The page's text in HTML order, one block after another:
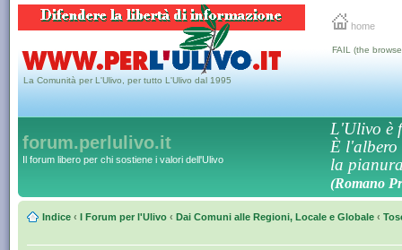
home
La Comunità per L'Ulivo, per tutto L'Ulivo dal 1995
FAIL (the
forum.perlulivo.it
Il forum libero per chi sostiene i valori dell'Ulivo
L'Ulivo è
È l'albero
la
(Romano
Indice ‹ I Forum per l'Ulivo ‹ Dai Comuni alle Regioni, Locale e Globale ‹